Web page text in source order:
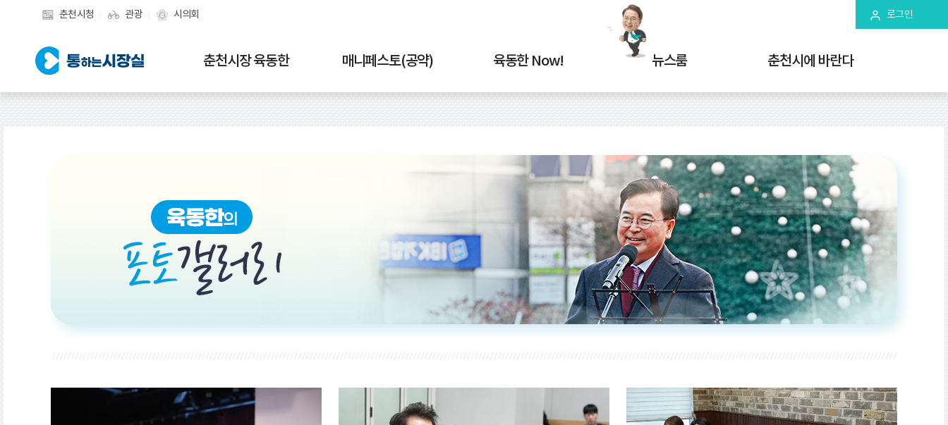
춘천시청 관광 시의회 로그인
춘천시장 육동한 매니페스토(공약) 육동한 Now! 뉴스룸 춘천시에 바란다